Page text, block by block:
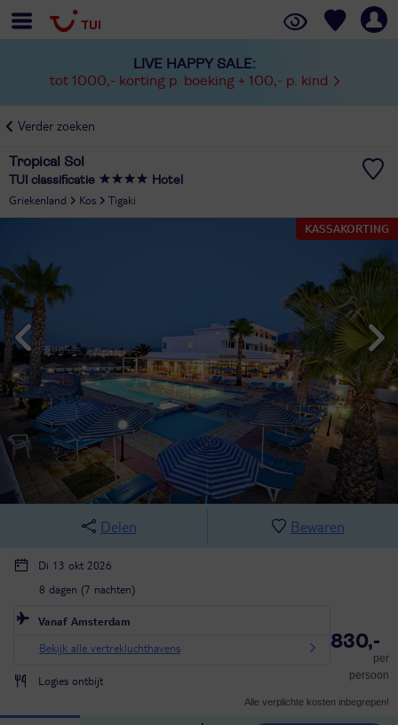
LIVE HAPPY SALE:
tot 1000,- korting p. boeking + 100,- p. kind
Verder zoeken
Tropical Sol
TUI classificatie Hotel
Griekenland Kos
Tigaki
KASSAKORTING
Delen Bewaren
Di 13 okt 2026
8 dagen (7 nachten)
Vanaf Amsterdam
Bekijk alle vertrekluchthavens
Logies ontbijt
830,-
per
persoon
Alle verplichte kosten inbegrepen!